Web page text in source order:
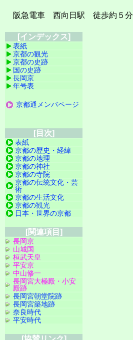
阪急電車 西向日駅 徒歩約５分
[インデックス]
表紙
京都の観光
京都の史跡
国の史跡
長岡京
年号表
京都通メンバページ
[目次]
表紙
京都の歴史・経緯
京都の地理
京都の神社
京都の寺院
京都の伝統文化・芸
術
京都の生活文化
京都の観光
日本・世界の京都
[関連項目]
長岡京
山城国
桓武天皇
平安京
中山修一
長岡宮大極殿・小安
殿跡
長岡宮朝堂院跡
長岡宮築地跡
奈良時代
平安時代